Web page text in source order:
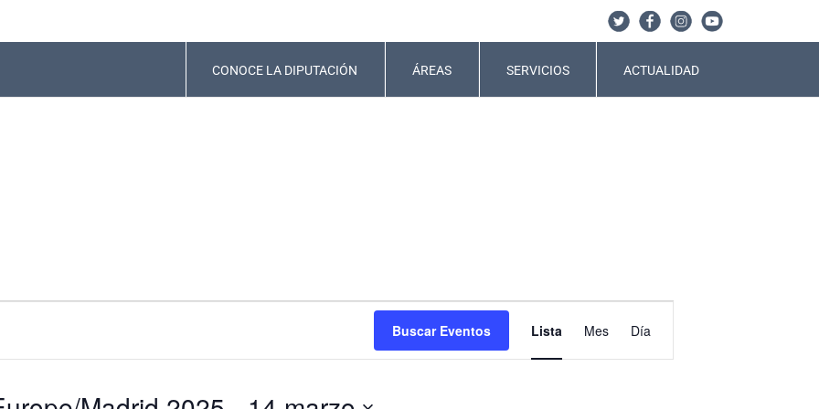
CONOCE LA DIPUTACIÓN ÁREAS SERVICIOS ACTUALIDAD
Buscar Eventos
de
Lista Mes Día